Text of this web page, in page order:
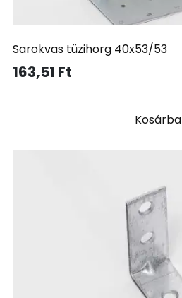
Sarokvas tüzihorg 40x53/53
163,51 Ft
Kosárba